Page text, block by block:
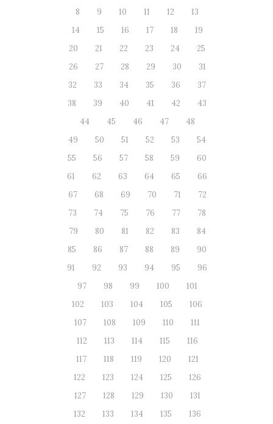
8 9 10 11 12
13
14
15 16 17 18
19
20
21 22 23 24
25
26
27 28 29 30
31
32
33 34 35 36
37
38
39 40 41 42
43
44
45 46 47
48
49
50 51 52 53
54
55
56 57 58 59
60
61
62 63 64 65
66
67
68 69 70 71
72
73
74 75 76 77
78
79
80 81 82 83
84
85
86 87 88 89
90
91
92 93 94 95
96
97
98 99 100
101
102
103 104 105
106
107
108 109 110
111
112
113 114 115
116
117
118 119 120
121
122
123 124 125
126
127
128 129 130
131
132
133 134 135
136